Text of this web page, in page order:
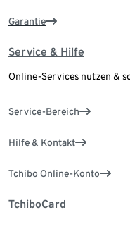
Garantie
Service & Hilfe
Online-Services nutzen &
Service-Bereich
Hilfe & Kontakt
Tchibo Online-Konto
TchiboCard